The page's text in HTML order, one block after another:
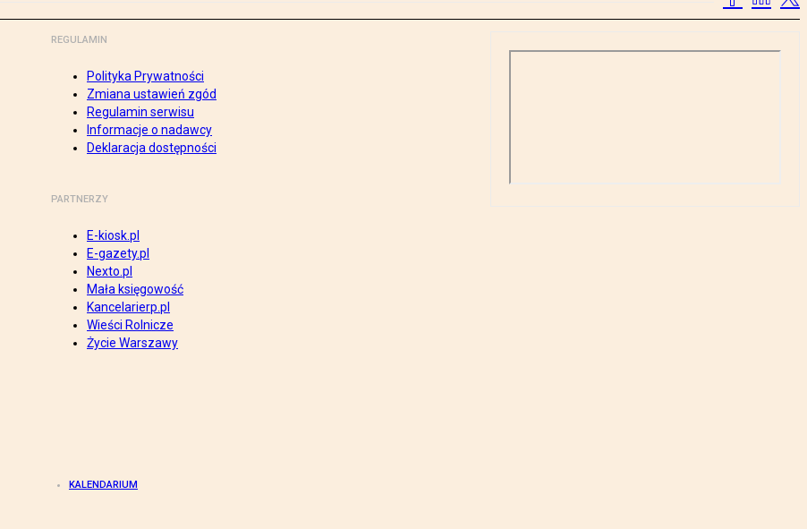
REGULAMIN
Polityka Prywatności
Zmiana ustawień zgód
Regulamin serwisu
Informacje o nadawcy
Deklaracja dostępności
PARTNERZY
E-kiosk.pl
E-gazety.pl
Nexto.pl
Mała księgowość
Kancelarierp.pl
Wieści Rolnicze
Życie Warszawy
KALENDARIUM